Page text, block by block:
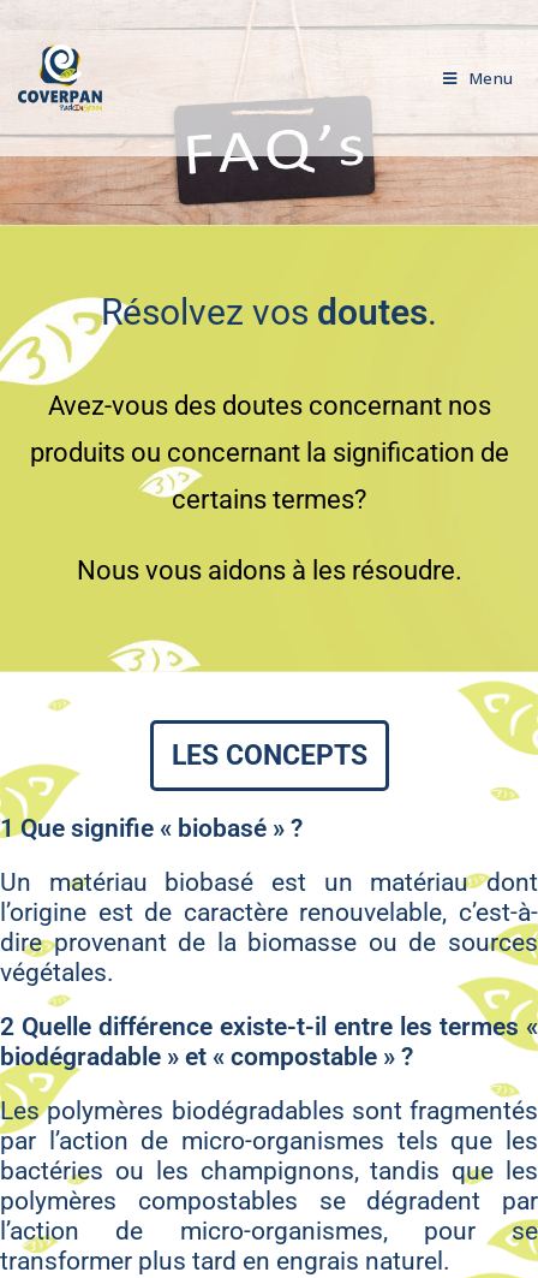
Menu
Résolvez vos doutes.
Avez-vous des doutes concernant nos
produits ou concernant la signification de
certains termes?
Nous vous aidons à les résoudre.
LES CONCEPTS
1 Que signifie « biobasé » ?
Un matériau biobasé est un matériau dont
l’origine est de caractère renouvelable, c’est-à-
dire provenant de la biomasse ou de sources
végétales.
2 Quelle différence existe-t-il entre les termes «
biodégradable » et « compostable » ?
Les polymères biodégradables sont fragmentés
par l’action de micro-organismes tels que les
bactéries ou les champignons, tandis que les
polymères compostables se dégradent par
l’action de micro-organismes, pour se
transformer plus tard en engrais naturel.